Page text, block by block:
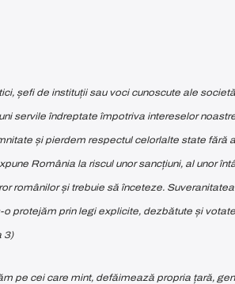
șefi de instituții sau voci cunoscute ale
servile îndreptate împotriva intereselor
și pierdem respectul celorlalte state fără
România la riscul unor sancțiuni, al unor
românilor și trebuie să înceteze.
protejăm prin legi explicite, dezbătute și
3)
pe cei care mint, defăimează propria țară,